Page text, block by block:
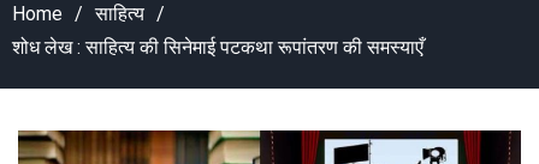
Home
साहित्य
शोध लेख : साहित्य की सिनेमाई पटकथा रूपांतरण की समस्याएँ